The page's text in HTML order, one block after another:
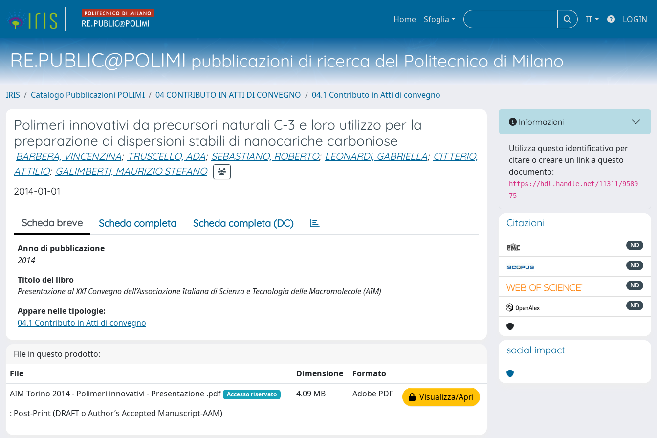
Home Sfoglia IT LOGIN
RE.PUBLIC@POLIMIpubblicazioni di ricerca del Politecnico di Milano
IRIS Catalogo Pubblicazioni POLIMI 04 CONTRIBUTO IN ATTI DI CONVEGNO 04.1 Contributo in Atti di convegno
Polimeri innovativi da precursori naturali C-3 e loro utilizzo per la
preparazione di dispersioni stabili di nanocariche carboniose
BARBERA, VINCENZINA; TRUSCELLO, ADA; SEBASTIANO, ROBERTO; LEONARDI, GABRIELLA; CITTERIO,
ATTILIO; GALIMBERTI, MAURIZIO STEFANO
2014-01-01
Scheda breve Scheda completa Scheda completa (DC)
Anno di pubblicazione
2014
Titolo del libro
Presentazione al XXI Convegno dell’Associazione Italiana di Scienza e Tecnologia delle Macromolecole (AIM)
Appare nelle tipologie:
04.1 Contributo in Atti di convegno
File in questo prodotto:
File
Dimensione
Formato
AIM Torino 2014 - Polimeri innovativi - Presentazione .pdf
Accesso riservato
: Post-Print (DRAFT o Author’s Accepted Manuscript-AAM)
4.09 MB Adobe PDF Visualizza/Apri
Informazioni
Utilizza questo identificativo per
citare o creare un link a questo
documento:
https://hdl.handle.net/11311/9589
75
Citazioni
ND
ND
ND
ND
social impact